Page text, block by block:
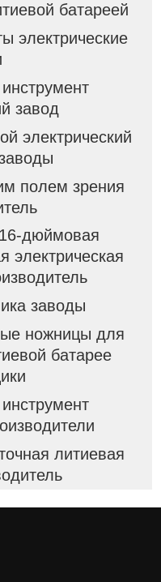
батареей
электрические
завод
электрический
полем зрения
дюймовая
электрическая
заводы
ножницы для
батарее
литиевая